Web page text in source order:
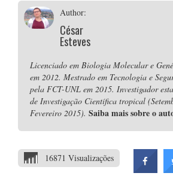
Author:
César
Esteves
Licenciado em Biologia Molecular e
em 2012. Mestrado em Tecnologia e
pela FCT-UNL em 2015. Investigador
de Investigação Científica tropical
Fevereiro 2015). Saiba mais sobre o
16871 Visualizações